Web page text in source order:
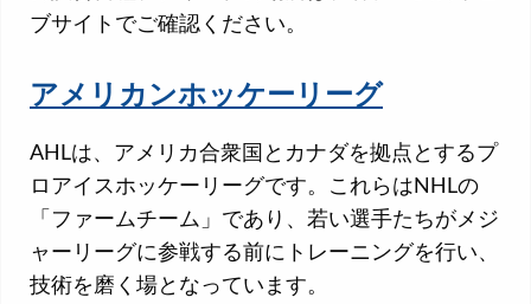
ブサイトでご確認ください。
アメリカンホッケーリーグ
AHLは、アメリカ合衆国とカナダを拠点とするプ
ロアイスホッケーリーグです。これらはNHLの
「ファームチーム」であり、若い選手たちがメジ
ャーリーグに参戦する前にトレーニングを行い、
技術を磨く場となっています。